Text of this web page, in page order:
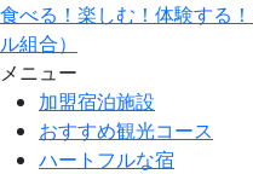
食べる！楽しむ！体験する
ル組合）
メニュー
加盟宿泊施設
おすすめ観光コース
ハートフルな宿